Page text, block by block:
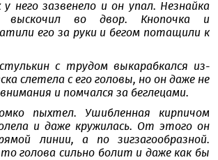
него зазвенело и он упал. Незнайка
выскочил во двор. Кнопочка и
его за руки и бегом потащили к
с трудом выкарабкался из-
слетела с его головы, но он даже не
и помчался за беглецами.
пыхтел. Ушибленная кирпичом
и даже кружилась. От этого он
линии, а по зигзагообразной.
голова сильно болит и даже как бы